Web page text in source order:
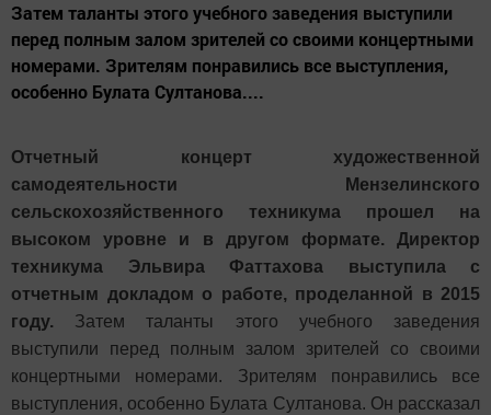
Затем таланты этого учебного заведения выступили
перед полным залом зрителей со своими концертными
номерами. Зрителям понравились все выступления,
особенно Булата Султанова....
Отчетный концерт художественной
самодеятельности Мензелинского
сельскохозяйственного техникума прошел на
высоком уровне и в другом формате. Директор
техникума Эльвира Фаттахова выступила с
отчетным докладом о работе, проделанной в 2015
году. Затем таланты этого учебного заведения
выступили перед полным залом зрителей со своими
концертными номерами. Зрителям понравились все
выступления, особенно Булата Султанова. Он рассказал